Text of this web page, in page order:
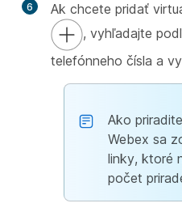
6
Ak chcete pridať
, vyhľadajte
telefónneho čísla a
Ako
Webex sa
linky, ktoré
počet